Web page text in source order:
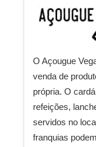
O Açougue
venda de
própria. O
refeições,
servidos no
franquias